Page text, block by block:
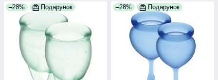
–28% Подарунок –28% Подарунок